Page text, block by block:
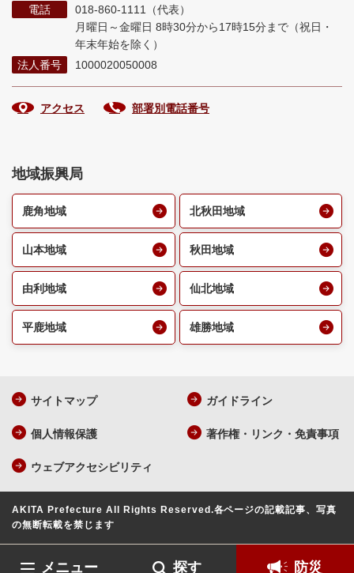
メニュー 探す 防災
電話
018-860-1111（代表）
月曜日～金曜日 8時30分から17時15分まで （祝日・
年末年始を除く）
法人番号
1000020050008
アクセス 部署別電話番号
地域振興局
鹿角地域 北秋田地域
山本地域 秋田地域
由利地域 仙北地域
平鹿地域 雄勝地域
サイトマップ ガイドライン
個人情報保護 著作権・リンク・免責事項
ウェブアクセシビリティ
AKITA Prefecture All Rights Reserved.各ページの記載記事、写真
の無断転載を禁じます